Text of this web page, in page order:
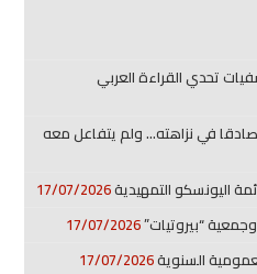
تحدي القراءة العربي
صادقا في نزاهته… ولم يتفاعل معه
17/07/2026
17/07/2026
السنوية17/07/2026